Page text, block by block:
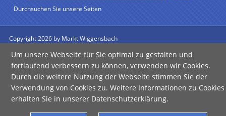
Durchsuchen Sie unsere Seiten
Copyright 2026 by Markt Wiggensbach
Impressum
| Datenschutz | Barrierefreiheit
Um unsere Webseite für Sie optimal zu gestalten und
fortlaufend verbessern zu können, verwenden wir Cookies.
Durch die weitere Nutzung der Webseite stimmen Sie der
Verwendung von Cookies zu. Weitere Informationen zu Cookies
erhalten Sie in unserer Datenschutzerklärung.